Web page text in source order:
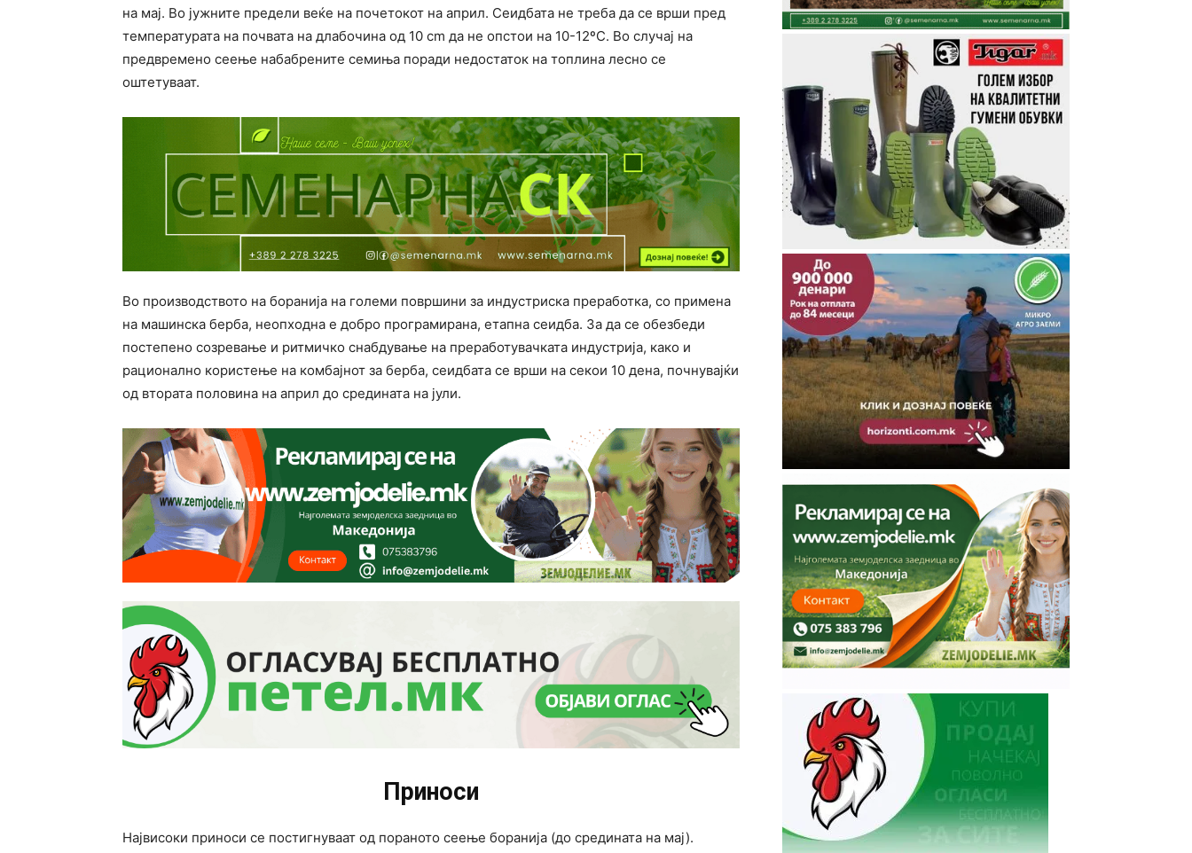
на мај. Во јужните предели веќе на почетокот на април. Сеидбата не треба да се врши пред
температурата на почвата на длабочина од 10 cm да не опстои на 10-12ºC. Во случај на
предвремено сеење набабрените семиња поради недостаток на топлина лесно се
оштетуваат.
Во производството на боранија на големи површини за индустриска преработка, со примена
на машинска берба, неопходна е добро програмирана, етапна сеидба. За да се обезбеди
постепено созревање и ритмичко снабдување на преработувачката индустрија, како и
рационално користење на комбајнот за берба, сеидбата се врши на секои 10 дена, почнувајќи
од втората половина на април до средината на јули.
Приноси
Највисоки приноси се постигнуваат од пораното сеење боранија (до средината на мај).